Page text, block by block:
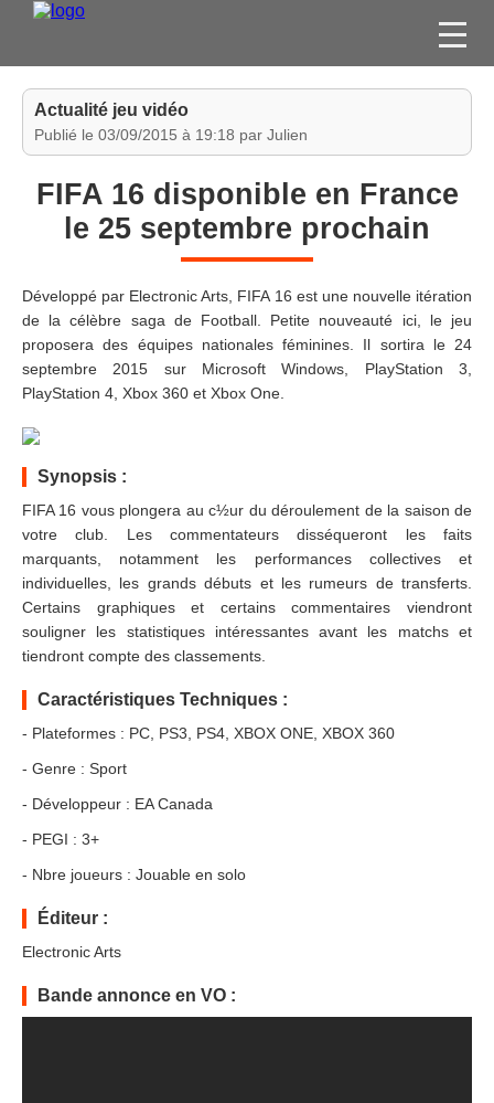
FILMS
JEUX VIDÉO
CONCOURS
ESPACE
MEMBRE
Actualité jeu vidéo
Publié le 03/09/2015 à 19:18 par Julien
FIFA 16 disponible en France
le 25 septembre prochain
Développé par Electronic Arts, FIFA 16 est une nouvelle itération
de la célèbre saga de Football. Petite nouveauté ici, le jeu
proposera des équipes nationales féminines. Il sortira le 24
septembre 2015 sur Microsoft Windows, PlayStation 3,
PlayStation 4, Xbox 360 et Xbox One.
Synopsis :
FIFA 16 vous plongera au c½ur du déroulement de la saison de
votre club. Les commentateurs disséqueront les faits
marquants, notamment les performances collectives et
individuelles, les grands débuts et les rumeurs de transferts.
Certains graphiques et certains commentaires viendront
souligner les statistiques intéressantes avant les matchs et
tiendront compte des classements.
Caractéristiques Techniques :
- Plateformes : PC, PS3, PS4, XBOX ONE, XBOX 360
- Genre : Sport
- Développeur : EA Canada
- PEGI : 3+
- Nbre joueurs : Jouable en solo
Éditeur :
Electronic Arts
Bande annonce en VO :